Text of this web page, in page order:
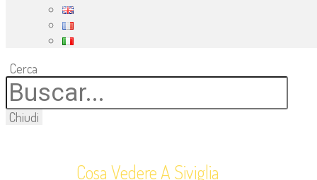
Cerca
Chiudi
Cosa Vedere A Siviglia